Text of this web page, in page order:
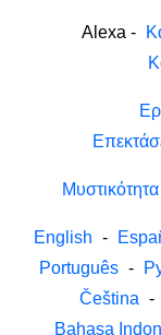
Alexa -
Μυστικότητα
English -
Português -
Čeština -
Bahasa